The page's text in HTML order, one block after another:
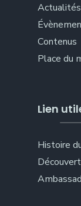
Actualités
Contenus
Place du
Lien
Histoire